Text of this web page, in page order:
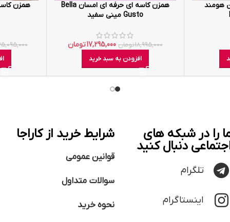
هومند
همزن کاسه ای حرفه ای امسان Bella
Gusto مینی سفید
18,995,000تومان 17,295,000تومان
افزودن به سبد خرید
را در شبکه های
دنبال کنید
تلگرام
اینستاگرام
شرایط خرید از کاراجا
قوانین عمومی
سوالات متداول
نحوه خرید